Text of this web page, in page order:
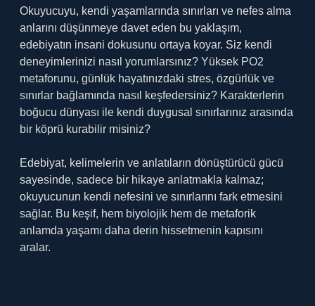
Okuyucuyu, kendi yaşamlarında sınırları ve nefes alma
anlarını düşünmeye davet eden bu yaklaşım,
edebiyatın insani dokusunu ortaya koyar. Siz kendi
deneyimlerinizi nasıl yorumlarsınız? Yüksek PO2
metaforunu, günlük hayatınızdaki stres, özgürlük ve
sınırlar bağlamında nasıl keşfedersiniz? Karakterlerin
boğucu dünyası ile kendi duygusal sınırlarınız arasında
bir köprü kurabilir misiniz?
Edebiyat, kelimelerin ve anlatıların dönüştürücü gücü
sayesinde, sadece bir hikaye anlatmakla kalmaz;
okuyucunun kendi nefesini ve sınırlarını fark etmesini
sağlar. Bu keşif, hem biyolojik hem de metaforik
anlamda yaşamı daha derin hissetmenin kapısını
aralar.